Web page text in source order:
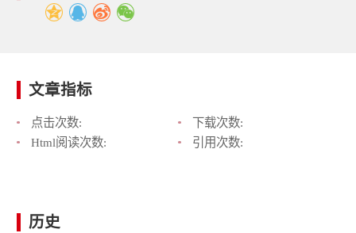
文章指标
点击次数:
下载次数:
Html阅读次数:
引用次数:
历史